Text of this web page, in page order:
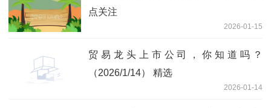
点关注
2026-01-15
贸易龙头上市公司，你知道吗？
（2026/1/14） 精选
2026-01-14